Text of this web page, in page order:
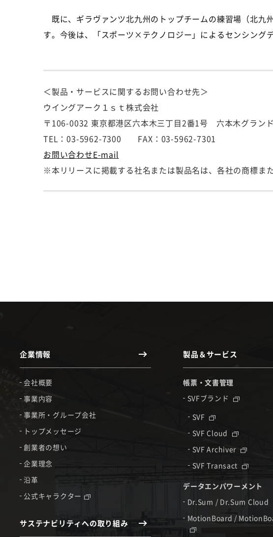
既に、ギラヴァンツ北九州のトップチームの練習場（北九
す。今後は、「スポーツ × テクノロジー」によるセンシング
＜製品・サービスに関するお問い合わせ先＞
ウイングアーク１ｓｔ株式会社
〒106-0032 東京都港区六本木三丁目2番1号 六本木グラン
TEL：03-5962-7300 FAX：03-5962-7301
お問い合わせE-mail
※本リリースに掲載する社名または製品名は、各社の商標ま
企業情報
会社概要
事業内容
事業所・グループ会社
トップメッセージ
創業者の想い
企業理念
沿革
公式キャラクター
サステナビリティへの取り組み
製品＆サービス
帳票・文書管理
SVFブランド
SVF
SVF Cloud
SVF Archiver
SVF Transact
データエンパワーメント
Dr.Sum / Dr.Sum Cloud
MotionBoard /